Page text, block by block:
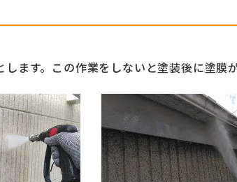
します。この作業をしないと塗装後に塗膜